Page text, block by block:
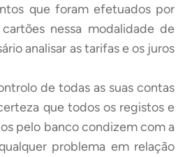
que foram efetuados por
nessa modalidade de
analisar as tarifas e os juros
de todas as suas contas
que todos os registos e
pelo banco condizem com a
problema em relação